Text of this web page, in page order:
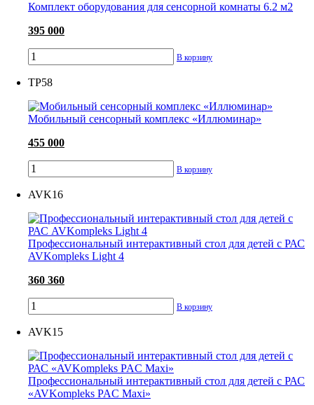
Комплект оборудования для сенсорной комнаты 6.2 м2
395 000
В корзину
ТР58
Мобильный сенсорный комплекс «Иллюминар»
455 000
В корзину
AVK16
Профессиональный интерактивный стол для детей с РАС
AVKompleks Light 4
360 360
В корзину
AVK15
Профессиональный интерактивный стол для детей с РАС
«AVKompleks PAC Maxi»